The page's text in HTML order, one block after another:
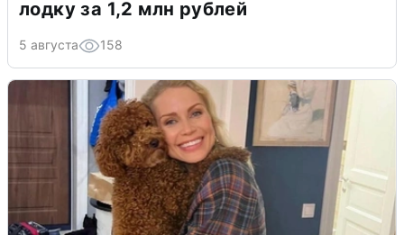
лодку за 1,2 млн рублей
5 августа 158